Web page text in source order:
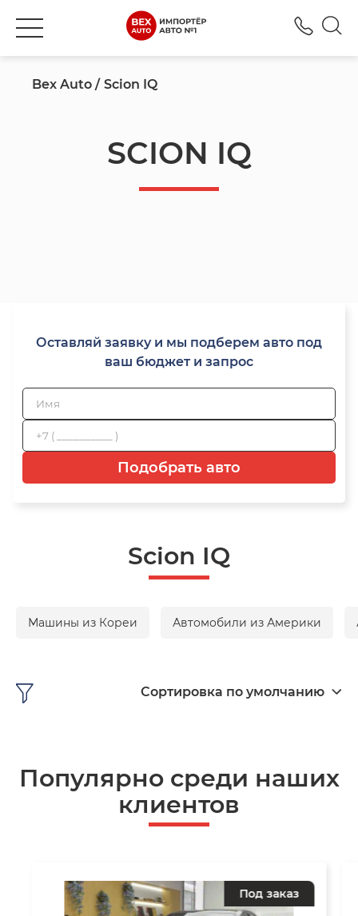
Bex Auto Scion IQ
SCION IQ
Оставляй заявку и мы подберем авто под
ваш бюджет и запрос
Подобрать авто
Scion IQ
Машины из Кореи Автомобили из Америки
Сортировка по умолчанию
Популярно среди наших
клиентов
Под заказ